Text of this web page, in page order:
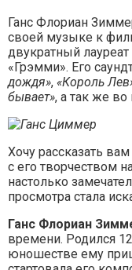
Ганс Флориан
своей музыке к
двукратный
«Грэмми». Его
дождя», «Король
бывает», а так же во
Хочу рассказать
с его творчеством
настолько
просмотра стала
Ганс Флориан
времени. Родился
юношестве ему